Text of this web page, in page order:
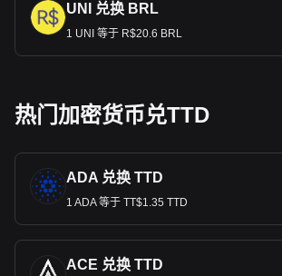
UNI 兑换 BRL
1 UNI 等于 R$20.6 BRL
热门加密货币兑TTD
ADA 兑换 TTD
1 ADA 等于 TT$1.35 TTD
ACE 兑换 TTD